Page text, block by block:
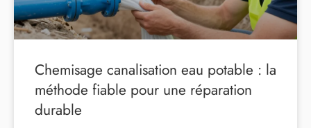
Chemisage canalisation eau potable : la
méthode fiable pour une réparation
durable